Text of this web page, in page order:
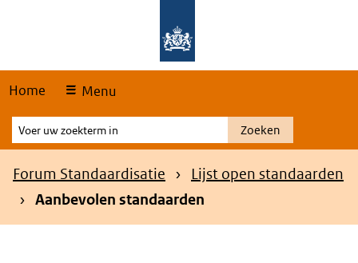
Home Menu
Voer
uw
zoekterm
Zoeken
Kruimelpad
Forum Standaardisatie
Lijst open standaarden
Aanbevolen standaarden